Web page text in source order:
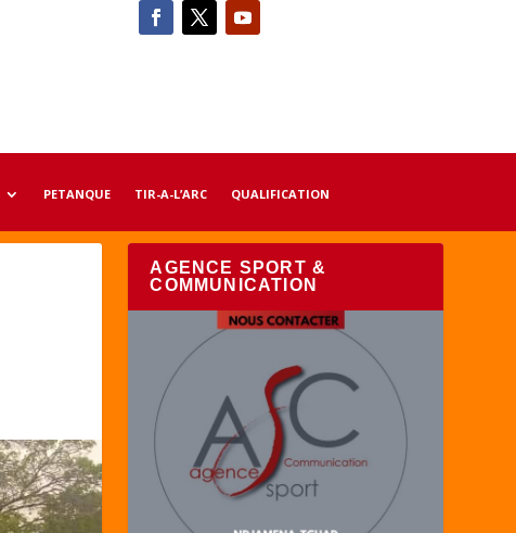
PETANQUE TIR-A-L’ARC QUALIFICATION
AGENCE SPORT &
COMMUNICATION